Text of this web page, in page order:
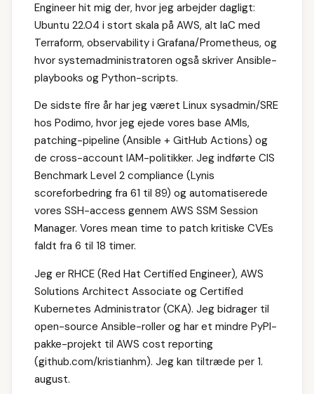
Engineer hit mig der, hvor jeg arbejder dagligt:
Ubuntu 22.04 i stort skala på AWS, alt IaC med
Terraform, observability i Grafana/Prometheus, og
hvor systemadministratoren også skriver Ansible-
playbooks og Python-scripts.
De sidste fire år har jeg været Linux sysadmin/SRE
hos Podimo, hvor jeg ejede vores base AMIs,
patching-pipeline (Ansible + GitHub Actions) og
de cross-account IAM-politikker. Jeg indførte CIS
Benchmark Level 2 compliance (Lynis
scoreforbedring fra 61 til 89) og automatiserede
vores SSH-access gennem AWS SSM Session
Manager. Vores mean time to patch kritiske CVEs
faldt fra 6 til 18 timer.
Jeg er RHCE (Red Hat Certified Engineer), AWS
Solutions Architect Associate og Certified
Kubernetes Administrator (CKA). Jeg bidrager til
open-source Ansible-roller og har et mindre PyPI-
pakke-projekt til AWS cost reporting
(github.com/kristianhm). Jeg kan tiltræde per 1.
august.